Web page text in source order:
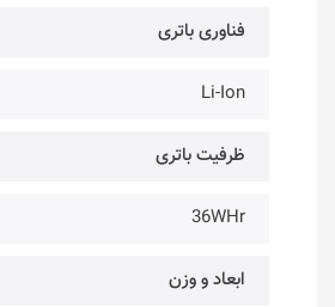
فناوری باتری
Li-Ion
ظرفیت باتری
36WHr
ابعاد و وزن